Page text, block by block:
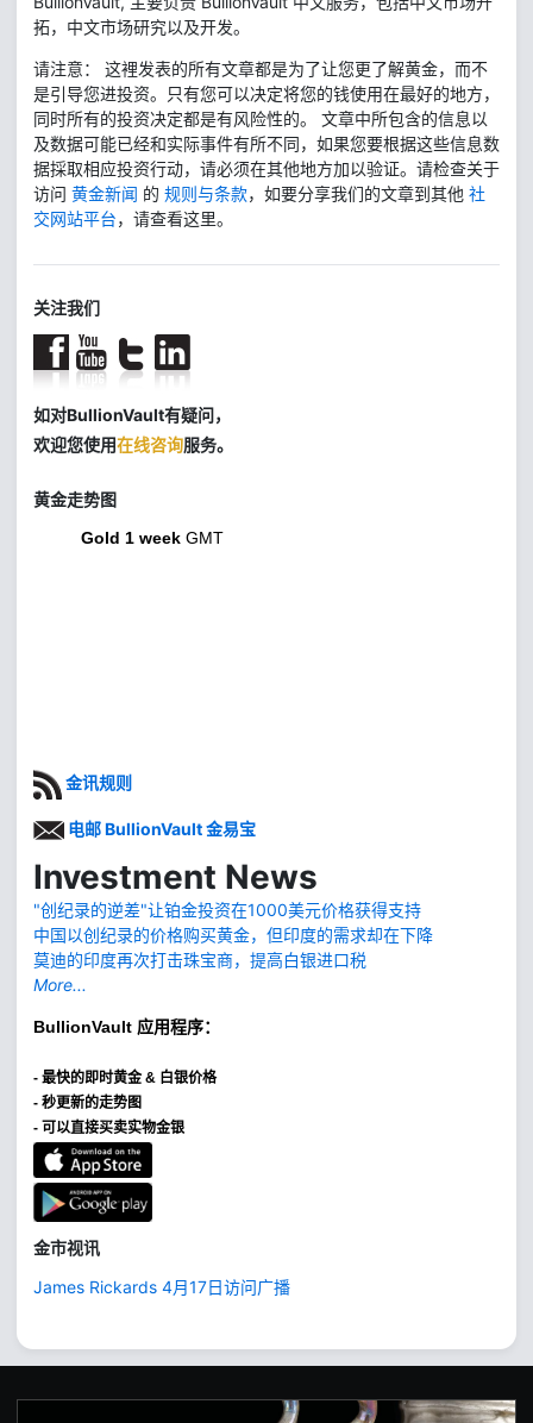
拓，中文市场研究以及开发。
请注意： 这裡发表的所有文章都是为了让您更了解黄金，而不
是引导您进投资。只有您可以决定将您的钱使用在最好的地方，
同时所有的投资决定都是有风险性的。 文章中所包含的信息以
及数据可能已经和实际事件有所不同，如果您要根据这些信息数
据採取相应投资行动，请必须在其他地方加以验证。请检查关于
访问 黄金新闻 的 规则与条款，如要分享我们的文章到其他 社
交网站平台，请查看这里。
关注我们
如对BullionVault有疑问，
欢迎您使用在线咨询服务。
黄金走势图
Gold 1 week GMT
金讯规则
电邮 BullionVault 金易宝
Investment News
"创纪录的逆差"让铂金投资在1000美元价格获得支持
中国以创纪录的价格购买黄金，但印度的需求却在下降
莫迪的印度再次打击珠宝商，提高白银进口税
More...
BullionVault 应用程序：
- 最快的即时黄金 & 白银价格
- 秒更新的走势图
- 可以直接买卖实物金银
金市视讯
James Rickards 4月17日访问广播